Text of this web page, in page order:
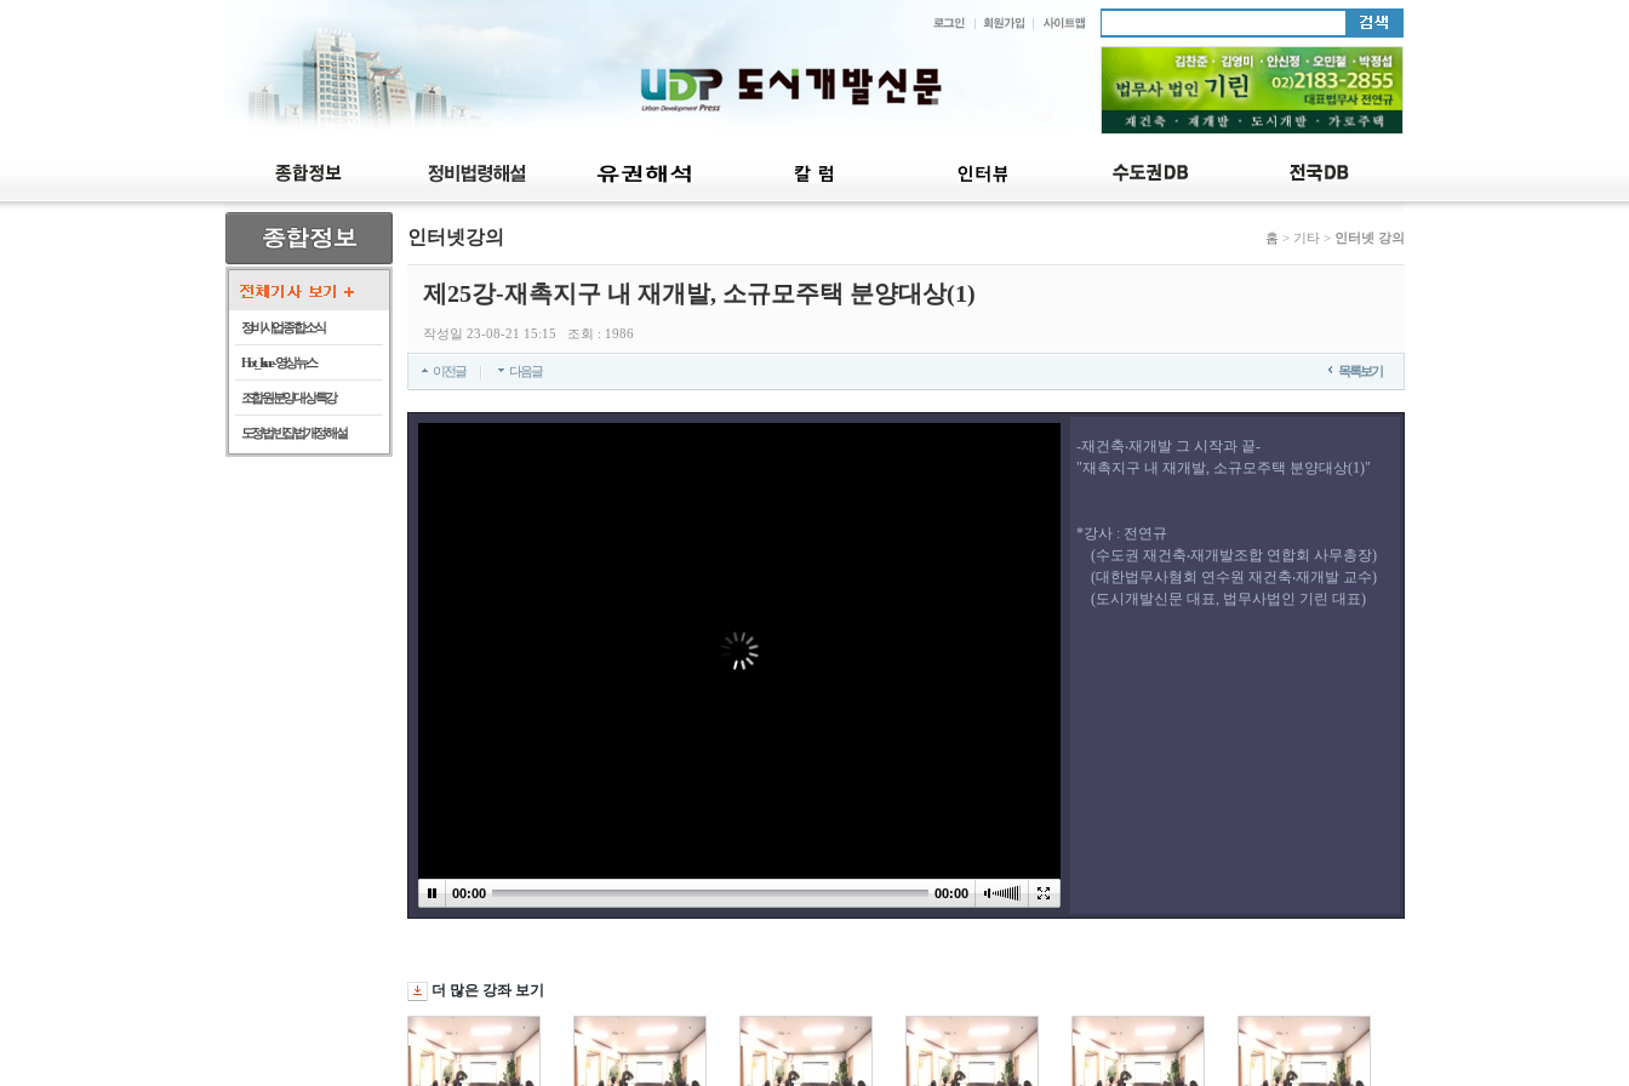
정비사업 종합 소식
Hot_Issue - 영상뉴스
조합원 분양 대상 특강
도정법 빈집법 개정 해설
인터넷강의 홈 > 기타 > 인터넷 강의
제25강-재촉지구 내 재개발, 소규모주택 분양대상(1)
작성일 23-08-21 15:15 조회 : 1986
이전글 다음글 목록보기
00:00 00:00
-재건축‧재개발 그 시작과 끝-
"재촉지구 내 재개발, 소규모주택 분양대상(1)"
*강사 : 전연규
(수도권 재건축‧재개발조합 연합회 사무총장)
(대한법무사혐회 연수원 재건축‧재개발 교수)
(도시개발신문 대표, 법무사법인 기린 대표)
더 많은 강좌 보기